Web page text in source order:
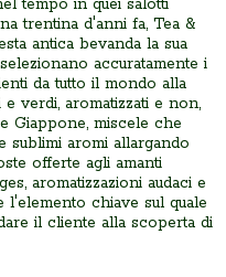
tempo in quei salotti
trentina d'anni fa, Tea &
antica bevanda la sua
accuratamente i
da tutto il mondo alla
verdi, aromatizzati e non,
Giappone, miscele che
aromi allargando
offerte agli amanti
aromatizzazioni audaci e
l'elemento chiave sul quale
il cliente alla scoperta di